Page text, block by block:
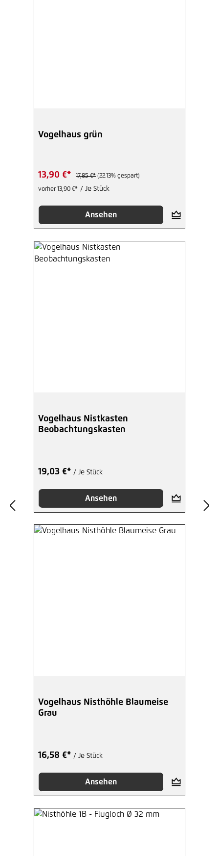
Vogelhaus grün
13,90 €* 17,85 €* (22.13% gespart)
vorher 13,90 €* / Je Stück
Ansehen
Vogelhaus Nistkasten
Beobachtungskasten
19,03 €* / Je Stück
Ansehen
Vogelhaus Nisthöhle Blaumeise
Grau
16,58 €* / Je Stück
Ansehen